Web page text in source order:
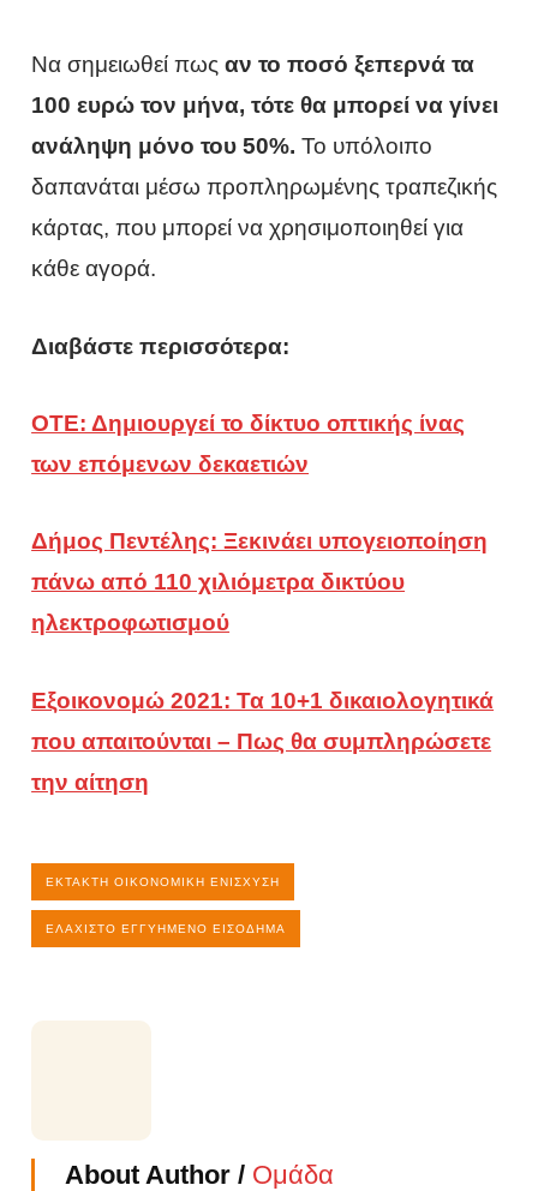
Να σημειωθεί πωςαν το ποσό ξεπερνά τα
100 ευρώ τον μήνα, τότε θα μπορεί να γίνει
ανάληψη μόνο του 50%. Το υπόλοιπο
δαπανάται μέσω προπληρωμένης τραπεζικής
κάρτας, που μπορεί να χρησιμοποιηθεί για
κάθε αγορά.
Διαβάστε περισσότερα:
ΟΤΕ: Δημιουργεί το δίκτυο οπτικής ίνας
των επόμενων δεκαετιών
Δήμος Πεντέλης: Ξεκινάει υπογειοποίηση
πάνω από 110 χιλιόμετρα δικτύου
ηλεκτροφωτισμού
Εξοικονομώ 2021: Τα 10+1 δικαιολογητικά
που απαιτούνται – Πως θα συμπληρώσετε
την αίτηση
ΈΚΤΑΚΤΗ ΟΙΚΟΝΟΜΙΚΉ ΕΝΊΣΧΥΣΗ
ΕΛΆΧΙΣΤΟ ΕΓΓΥΗΜΈΝΟ ΕΙΣΌΔΗΜΑ
About Author / Ομάδα